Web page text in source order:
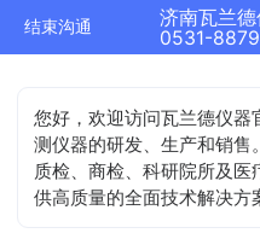
结束沟通
济南瓦兰
0531-
您好，欢迎访问瓦兰德仪
测仪器的研发、生产和销售
质检、商检、科研院所及
供高质量的全面技术解决方